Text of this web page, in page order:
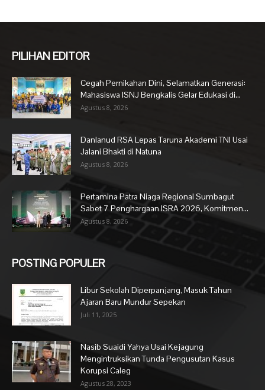
PILIHAN EDITOR
Cegah Pernikahan Dini, Selamatkan Generasi:
Mahasiswa ISNJ Bengkalis Gelar Edukasi di...
Agustus 8, 2026
Danlanud RSA Lepas Taruna Akademi TNI Usai
Jalani Bhakti di Natuna
Agustus 8, 2026
Pertamina Patra Niaga Regional Sumbagut
Sabet 7 Penghargaan ISRA 2026, Komitmen...
Agustus 8, 2026
POSTING POPULER
Libur Sekolah Diperpanjang, Masuk Tahun
Ajaran Baru Mundur Sepekan
Juli 11, 2025
Nasib Suaidi Yahya Usai Kejagung
Mengintruksikan Tunda Pengusutan Kasus
Korupsi Caleg
Agustus 28, 2023